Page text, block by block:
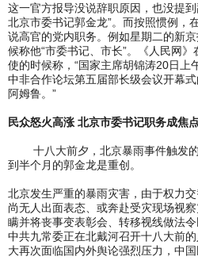
这一官方报导没说辞职原因，也没提
北京市委书记郭金龙”。而按照惯例，
说高官的党内职务。例如星期二的新
候称他“市委书记、市长”。《人民网
使的时候称，“国家主席胡锦涛20日上
中非合作论坛第五届部长级会议开幕
阿姆鲁。”
民众怒火高涨 北京市委书记职务成焦
十八大前夕，北京暴雨事件触发的
到半个月的郭金龙是重创。
北京发生严重的暴雨灾害，由于权力
尚无人出面表态、或奔赴受灾现场视
瞒并将丧事变表彰会、转移视线做法
中共九常委正在北戴河召开十八大前
大再次面临国内外舆论强烈压力，中国